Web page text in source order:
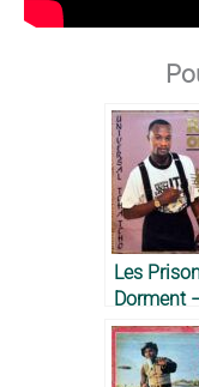
Les
Dorment
Olomidé,